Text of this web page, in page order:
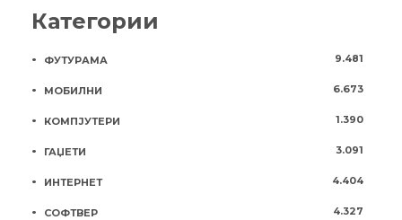
Категории
ФУТУРАМА 9.481
МОБИЛНИ 6.673
КОМПЈУТЕРИ 1.390
ГАЏЕТИ 3.091
ИНТЕРНЕТ 4.404
СОФТВЕР 4.327